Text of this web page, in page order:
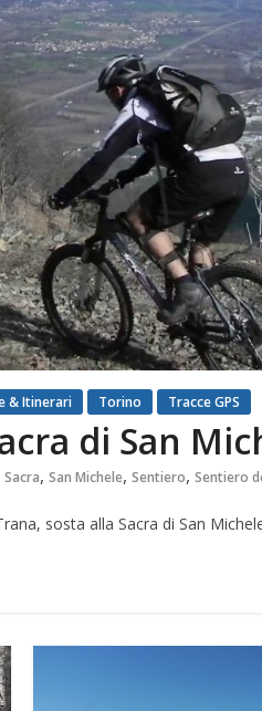
& Itinerari Torino Tracce GPS
di San
Sacra, San Michele, Sentiero, Sentiero
sosta alla Sacra di San